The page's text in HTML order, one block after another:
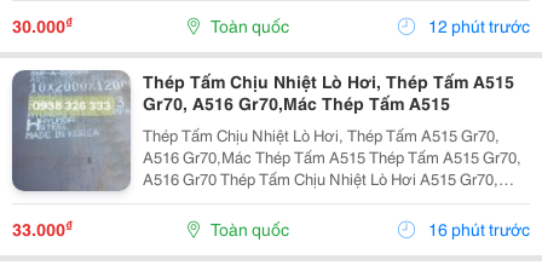
Là Loại Thép Hợp Kim Carbon-Silicon Chất Lượng
30.000₫ Toàn quốc 12 phút trước
Thép Tấm Chịu Nhiệt Lò Hơi, Thép Tấm A515
Gr70, A516 Gr70,Mác Thép Tấm A515
Thép Tấm Chịu Nhiệt Lò Hơi, Thép Tấm A515 Gr70,
A516 Gr70,Mác Thép Tấm A515 Thép Tấm A515 Gr70,
A516 Gr70 Thép Tấm Chịu Nhiệt Lò Hơi A515 Gr70,
A516 Gr70,20Mm,25Mm Thép Tấm Lò Hơi A515 Gr70
Là Loại Thép Hợp Kim Carbon-Silicon Chất Lượng
33.000₫ Toàn quốc 16 phút trước